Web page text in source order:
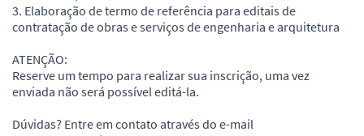
3. Elaboração de termo de referência para editais de
contratação de obras e serviços de engenharia e arquitetura
ATENÇÃO:
Reserve um tempo para realizar sua inscrição, uma vez
enviada não será possível editá-la.
Dúvidas? Entre em contato através do e-mail